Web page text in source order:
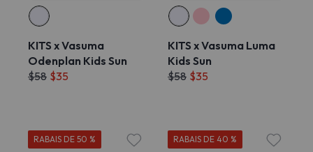
KITS x Vasuma
Odenplan Kids Sun
$58 $35
KITS x Vasuma Luma
Kids Sun
$58 $35
RABAIS DE 50 % RABAIS DE 40 %